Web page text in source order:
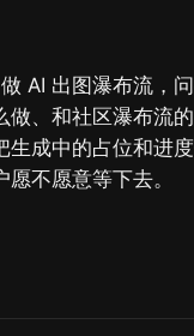
AI 出图瀑布流，
做、和社区瀑布流
生成中的占位和进
不愿意等下去。